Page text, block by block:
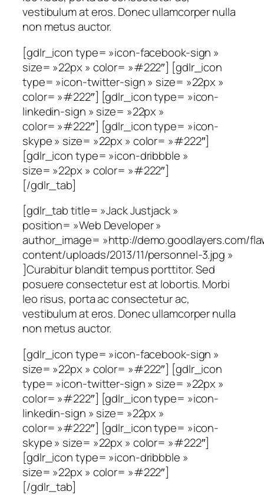
vestibulum at eros. Donec ullamcorper nulla
non metus auctor.
[gdlr_icon type= »icon-facebook-sign »
size= »22px » color= »#222″] [gdlr_icon
type= »icon-twitter-sign » size= »22px »
color= »#222″] [gdlr_icon type= »icon-
linkedin-sign » size= »22px »
color= »#222″] [gdlr_icon type= »icon-
skype » size= »22px » color= »#222″]
[gdlr_icon type= »icon-dribbble »
size= »22px » color= »#222″]
[/gdlr_tab]
[gdlr_tab title= »Jack Justjack »
position= »Web Developer »
author_image= »http://demo.goodlayers.com/
content/uploads/2013/11/personnel-3.jpg »
]Curabitur blandit tempus porttitor. Sed
posuere consectetur est at lobortis. Morbi
leo risus, porta ac consectetur ac,
vestibulum at eros. Donec ullamcorper nulla
non metus auctor.
[gdlr_icon type= »icon-facebook-sign »
size= »22px » color= »#222″] [gdlr_icon
type= »icon-twitter-sign » size= »22px »
color= »#222″] [gdlr_icon type= »icon-
linkedin-sign » size= »22px »
color= »#222″] [gdlr_icon type= »icon-
skype » size= »22px » color= »#222″]
[gdlr_icon type= »icon-dribbble »
size= »22px » color= »#222″]
[/gdlr_tab]